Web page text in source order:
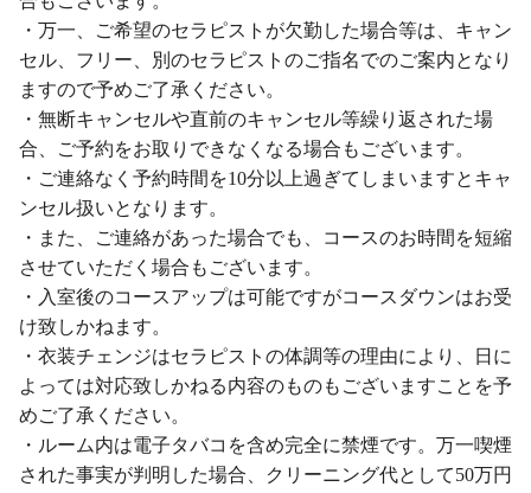
・万一、ご希望のセラピストが欠勤した場合等は、キャン
セル、フリー、別のセラピストのご指名でのご案内となり
ますので予めご了承ください。
・無断キャンセルや直前のキャンセル等繰り返された場
合、ご予約をお取りできなくなる場合もございます。
・ご連絡なく予約時間を10分以上過ぎてしまいますとキャ
ンセル扱いとなります。
・また、ご連絡があった場合でも、コースのお時間を短縮
させていただく場合もございます。
・入室後のコースアップは可能ですがコースダウンはお受
け致しかねます。
・衣装チェンジはセラピストの体調等の理由により、日に
よっては対応致しかねる内容のものもございますことを予
めご了承ください。
・ルーム内は電子タバコを含め完全に禁煙です。万一喫煙
された事実が判明した場合、クリーニング代として50万円